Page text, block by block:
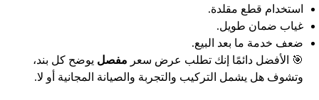
استخدام قطع مقلدة.
غياب ضمان طويل.
ضعف خدمة ما بعد البيع.
🎯 الأفضل دائمًا إنك تطلب عرض سعر مفصل يوضح كل بند،
وتشوف هل يشمل التركيب والتجربة والصيانة المجانية أو لا.